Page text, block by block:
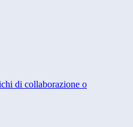
di collaborazione o